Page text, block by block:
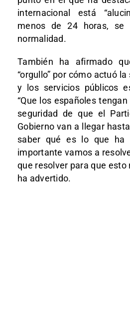
internacional está
menos de 24 horas, se
normalidad.
También ha afirmado
“orgullo” por cómo actuó
y los servicios públicos
“Que los españoles
seguridad de que el
Gobierno van a llegar
saber qué es lo que ha
importante vamos a
que resolver para que esto
ha advertido.